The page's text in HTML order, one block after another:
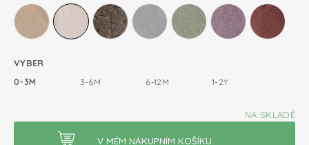
VYBER
0-3M 3-6M 6-12M 1-2Y
NA SKLADĚ